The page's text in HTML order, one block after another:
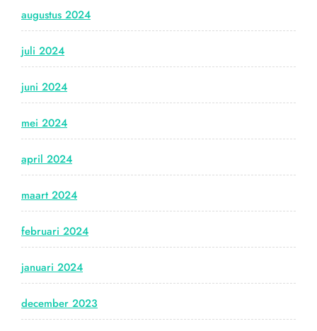
augustus 2024
juli 2024
juni 2024
mei 2024
april 2024
maart 2024
februari 2024
januari 2024
december 2023